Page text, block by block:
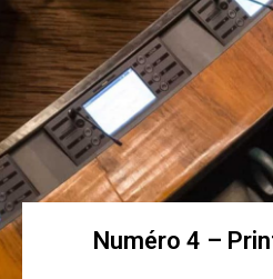
Numéro 4 –